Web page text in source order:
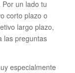
un lado tu
corto plazo o
largo plazo,
las preguntas
especialmente